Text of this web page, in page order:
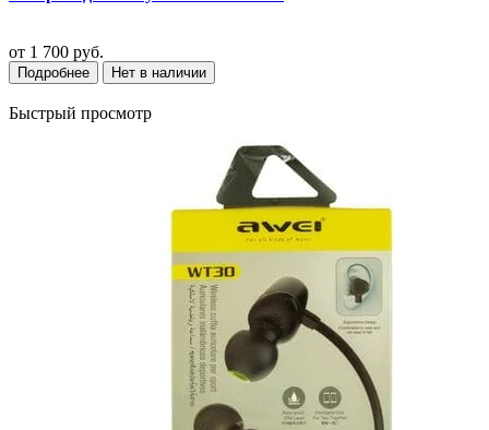
от 1 700 руб.
Подробнее Нет в наличии
Быстрый просмотр